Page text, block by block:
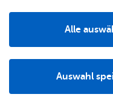
& TV
Pres­se
Auswahl
Alle